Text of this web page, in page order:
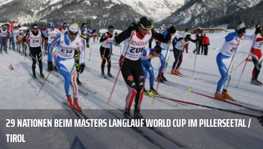
29 NATIONEN BEIM MASTERS LANGLAUF WORLD CUP IM PILLERSEETAL /
TIROL